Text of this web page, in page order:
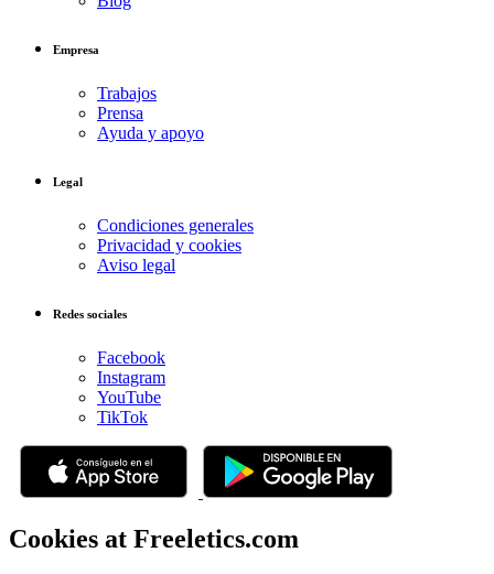
Empresa
Trabajos
Prensa
Ayuda y apoyo
Legal
Condiciones generales
Privacidad y cookies
Aviso legal
Redes sociales
Facebook
Instagram
YouTube
TikTok
Cookies at Freeletics.com